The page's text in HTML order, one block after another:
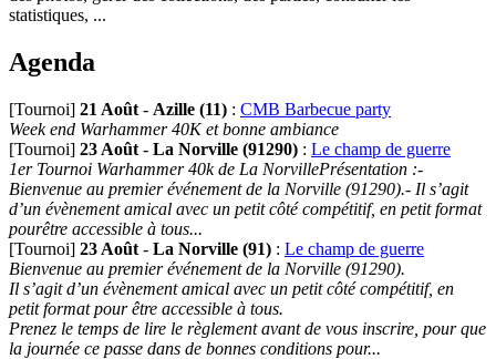
statistiques, ...
Agenda
[Tournoi] 21 Août - Azille (11) : CMB Barbecue party
Week end Warhammer 40K et bonne ambiance
[Tournoi] 23 Août - La Norville (91290) : Le champ de guerre
1er Tournoi Warhammer 40k de La NorvillePrésentation :-
Bienvenue au premier événement de la Norville (91290).- Il s’agit
d’un évènement amical avec un petit côté compétitif, en petit format
pourêtre accessible à tous...
[Tournoi] 23 Août - La Norville (91) : Le champ de guerre
Bienvenue au premier événement de la Norville (91290).
Il s’agit d’un évènement amical avec un petit côté compétitif, en
petit format pour être accessible à tous.
Prenez le temps de lire le règlement avant de vous inscrire, pour que
la journée ce passe dans de bonnes conditions pour...